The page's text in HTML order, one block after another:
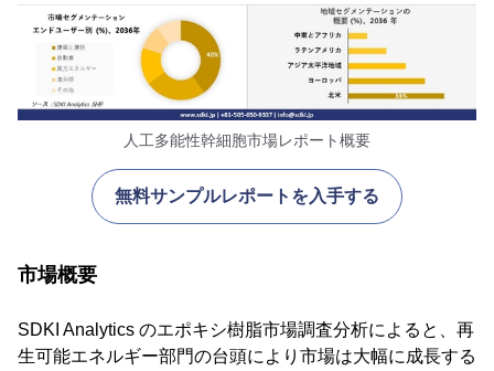
人工多能性幹細胞市場レポート概要
無料サンプルレポートを入手する
市場概要
SDKI Analytics のエポキシ樹脂市場調査分析によると、再
生可能エネルギー部門の台頭により市場は大幅に成長する